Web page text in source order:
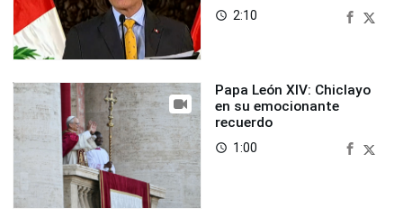
access_time 2:10
Papa León XIV: Chiclayo
en su emocionante
recuerdo
access_time 1:00